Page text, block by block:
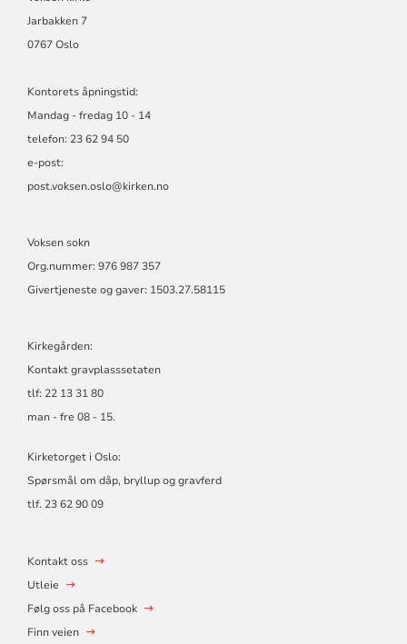
Jarbakken 7
0767 Oslo
Kontorets åpningstid:
Mandag - fredag 10 - 14
telefon: 23 62 94 50
e-post:
post.voksen.oslo@kirken.no
Voksen sokn
Org.nummer: 976 987 357
Givertjeneste og gaver: 1503.27.58115
Kirkegården:
Kontakt gravplasssetaten
tlf: 22 13 31 80
man - fre 08 - 15.
Kirketorget i Oslo:
Spørsmål om dåp, bryllup og gravferd
tlf. 23 62 90 09
Kontakt oss
Utleie
Følg oss på Facebook
Finn veien